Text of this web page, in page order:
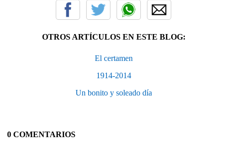
OTROS ARTÍCULOS EN ESTE BLOG:
El certamen
1914-2014
Un bonito y soleado día
0 COMENTARIOS